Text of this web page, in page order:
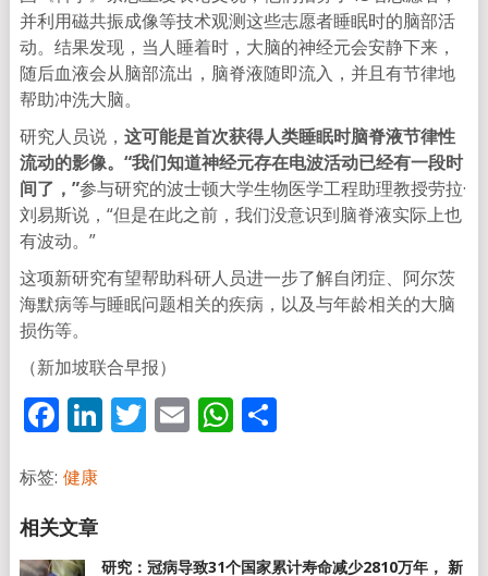
并利用磁共振成像等技术观测这些志愿者睡眠时的脑部活
动。结果发现，当人睡着时，大脑的神经元会安静下来，
随后血液会从脑部流出，脑脊液随即流入，并且有节律地
帮助冲洗大脑。
研究人员说， 这可能是首次获得人类睡眠时脑脊液节律性
流动的影像。“我们知道神经元存在电波活动已经有一段时
间了，”参与研究的波士顿大学生物医学工程助理教授劳拉·
刘易斯说，“但是在此之前，我们没意识到脑脊液实际上也
有波动。”
这项新研究有望帮助科研人员进一步了解自闭症、阿尔茨
海默病等与睡眠问题相关的疾病，以及与年龄相关的大脑
损伤等。
（新加坡联合早报）
Facebook
LinkedIn
Twitter
EmailWhatsApp
分
标签: 健康
研究：冠病导致31个国家累计寿命减少2810万年， 新